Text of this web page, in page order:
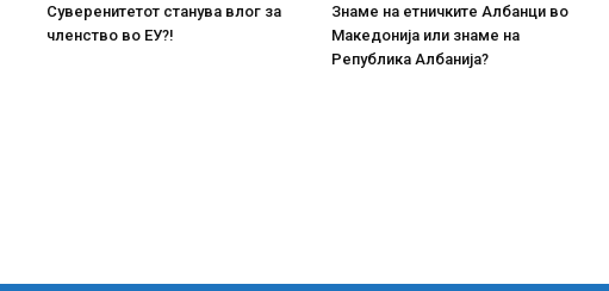
Суверенитетот станува влог за
членство во ЕУ?!
Знаме на етничките Албанци во
Македонија или знаме на
Република Албанија?